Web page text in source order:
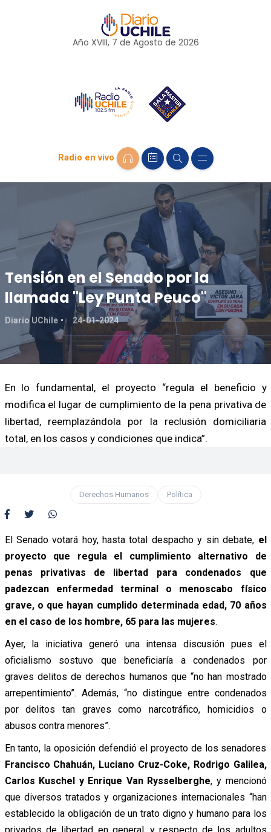
Año XVIII, 7 de Agosto de 2026
Radio en vivo
Tensión en el Senado por la
llamada "Ley Punta Peuco"
Diario UChile 24-01-2024
En lo fundamental, el proyecto “regula el beneficio y
modifica el lugar de cumplimiento de la pena privativa de
libertad, reemplazándola por la reclusión domiciliaria
total, en los casos y condiciones que indica”.
Derechos Humanos Política
El Senado votará hoy, hasta total despacho y sin debate, el
proyecto que regula el cumplimiento alternativo de
penas privativas de libertad para condenados que
padezcan enfermedad terminal o menoscabo físico
grave, o que hayan cumplido determinada edad, 70 años
en el caso de los hombre, 65 para las mujeres.
Ayer, la iniciativa generó una intensa discusión pues el
oficialismo sostuvo que beneficiaría a condenados por
graves delitos de derechos humanos que “no han mostrado
arrepentimiento”. Además, “no distingue entre condenados
por delitos tan graves como narcotráfico, homicidios o
abusos contra menores”.
En tanto, la oposición defendió el proyecto de los senadores
Francisco Chahuán, Luciano Cruz-Coke, Rodrigo Galilea,
Carlos Kuschel y Enrique Van Rysselberghe, y mencionó
que diversos tratados y organizaciones internacionales “han
establecido la obligación de un trato digno y humano para los
privados de libertad en general, y respecto de los adultos